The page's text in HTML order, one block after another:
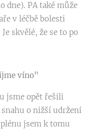
dne). PA také může
v léčbě bolesti
skvělé, že se to po
víno"
jsme opět řešili
o nižší udržení
plénu jsem k tomu